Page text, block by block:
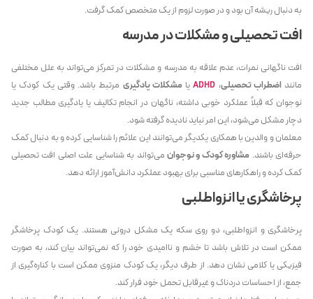
به دنبال ریشه آن بود و در صورت لزوم از یک متخصص کمک گرفت.
افت تحصیلی و مشکلات در مدرسه
افت ناگهانی نمرات، عدم علاقه به مدرسه و مشکلات در تمرکز می‌تواند به علل مختلفی
ماننداضطراب تحصیلی، ADHD یامشکلات یادگیری مرتبط باشد. وقتی یک کودک یا
نوجوان که قبلاً عملکرد خوبی داشته، ناگهان در انجام تکالیف یا یادگیری مطالب جدید
دچار مشکل می‌شود، این امر نباید نادیده گرفته شود.
معلمان و والدین با همکاری یکدیگر می‌توانند این علائم را شناسایی کرده و به دنبال کمک
حرفه‌ای باشند. مشاوره کودک و نوجوان می‌تواند به شناسایی علت اصلی افت تحصیلی
کمک کرده و راهکارهای مناسبی برای بهبود عملکرد دانش‌آموز ارائه دهد.
پرخاشگری یا انزواطلبی
پرخاشگری و انزواطلبی، دو روی سکه یک مشکل درونی هستند. یک کودک پرخاشگر
ممکن است در تلاش باشد تا خشم و ناامیدی خود را که نمی‌تواند بیان کند، به صورت
فیزیکی یا کلامی نشان دهد. از طرف دیگر، یک کودک منزوی ممکن است با کناره‌گیری از
جمع، از احساسات دردناک و غیرقابل تحمل خود فرار کند.